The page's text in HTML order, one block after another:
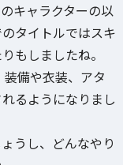
キャラクターの以
タイトルではスキ
もしましたね。
装備や衣装、アタ
るようになりまし
うし、どんなやり